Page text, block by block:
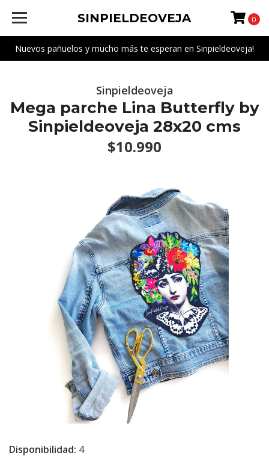
Nuevos pañuelos y mucho más te esperan en Sinpieldeoveja!
SINPIELDEOVEJA 0
Sinpieldeoveja
Mega parche Lina Butterfly by
Sinpieldeoveja 28x20 cms
$10.990
Disponibilidad: 4